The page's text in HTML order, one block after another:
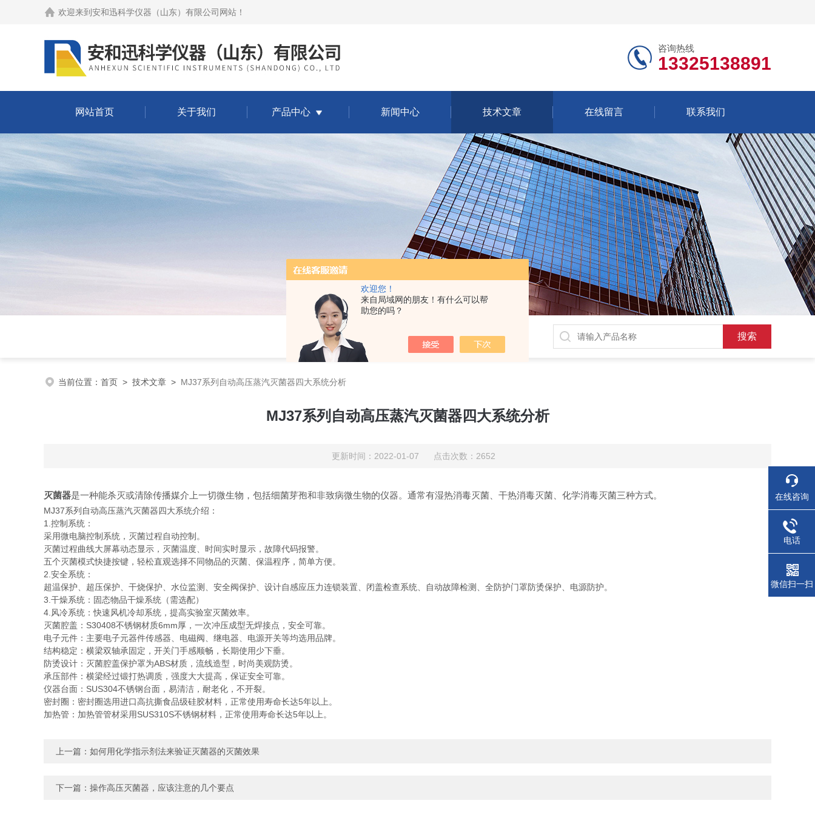
欢迎您！
来自局域网的朋友！有什么可以帮
助您的吗？
欢迎来到 安和迅科学仪器（山东）有限公司网站 ！
咨询热线
13325138891
网站首页 关于我们 产品中心 新闻中心 技术文章 在线留言 联系我们
当前位置： 首页 > 技术文章 > MJ37系列自动高压蒸汽灭菌器四大系统分析
MJ37系列自动高压蒸汽灭菌器四大系统分析
更新时间：2022-01-07 点击次数：2652
灭菌器是一种能杀灭或清除传播媒介上一切微生物，包括细菌芽孢和非致病微生物的仪器。通常有湿热消毒灭菌、干热消毒灭菌、化学消毒灭菌三种方式。
MJ37系列自动高压蒸汽灭菌器四大系统介绍：
1.控制系统：
采用微电脑控制系统，灭菌过程自动控制。
灭菌过程曲线大屏幕动态显示，灭菌温度、时间实时显示，故障代码报警。
五个灭菌模式快捷按键，轻松直观选择不同物品的灭菌、保温程序，简单方便。
2.安全系统：
超温保护、超压保护、干烧保护、水位监测、安全阀保护、设计自感应压力连锁装置、闭盖检查系统、自动故障检测、全防护门罩防烫保护、电源防护。
3.干燥系统：固态物品干燥系统（需选配）
4.风冷系统：快速风机冷却系统，提高实验室灭菌效率。
灭菌腔盖：S30408不锈钢材质6mm厚，一次冲压成型无焊接点，安全可靠。
电子元件：主要电子元器件传感器、电磁阀、继电器、电源开关等均选用品牌。
结构稳定：横梁双轴承固定，开关门手感顺畅，长期使用少下垂。
防烫设计：灭菌腔盖保护罩为ABS材质，流线造型，时尚美观防烫。
承压部件：横梁经过锻打热调质，强度大大提高，保证安全可靠。
仪器台面：SUS304不锈钢台面，易清洁，耐老化，不开裂。
密封圈：密封圈选用进口高抗撕食品级硅胶材料，正常使用寿命长达5年以上。
加热管：加热管管材采用SUS310S不锈钢材料，正常使用寿命长达5年以上。
上一篇： 如何用化学指示剂法来验证灭菌器的灭菌效果
下一篇： 操作高压灭菌器，应该注意的几个要点
在线咨询
电话
微信扫一扫